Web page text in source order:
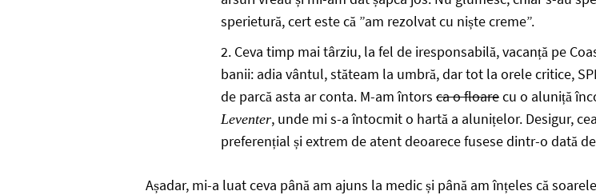
sperietură, cert este că ”am rezolvat cu niște creme”.
Ceva timp mai târziu, la fel de iresponsabilă, vacanță pe
banii: adia vântul, stăteam la umbră, dar tot la orele critice,
de parcă asta ar conta. M-am întors ca o floarecu o aluniță
Leventer, unde mi s-a întocmit o hartă a alunițelor. Desigur,
preferențial și extrem de atent deoarece fusese dintr-o dată
Așadar, mi-a luat ceva până am ajuns la medic și până am înțeles că